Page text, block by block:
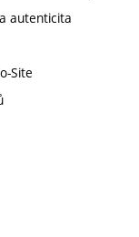
autenticita
Site